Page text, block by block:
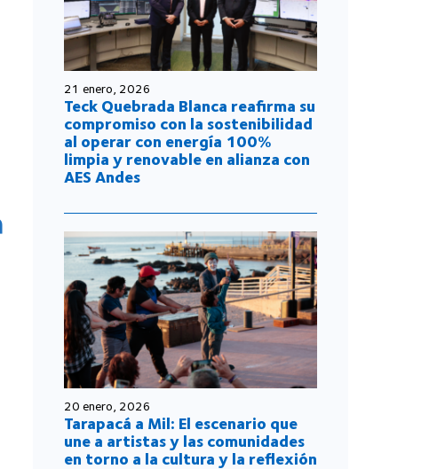
21 enero, 2026
Teck Quebrada Blanca reafirma su
compromiso con la sostenibilidad
al operar con energía 100%
limpia y renovable en alianza con
AES Andes
20 enero, 2026
Tarapacá a Mil: El escenario que
une a artistas y las comunidades
en torno a la cultura y la reflexión